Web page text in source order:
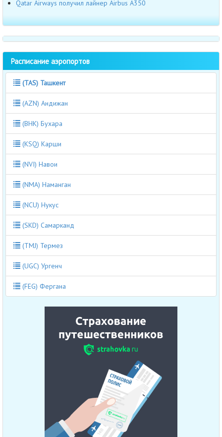
Qatar Airways получил лайнер Airbus А350
Расписание аэропортов
(TAS) Ташкент
(AZN) Андижан
(BHK) Бухара
(KSQ) Карши
(NVI) Навои
(NMA) Наманган
(NCU) Нукус
(SKD) Самарканд
(TMJ) Термез
(UGC) Ургенч
(FEG) Фергана